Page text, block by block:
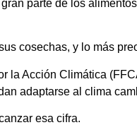
parte de los
cosechas, y lo más
la Acción Climática
adaptarse al clima
esa cifra.